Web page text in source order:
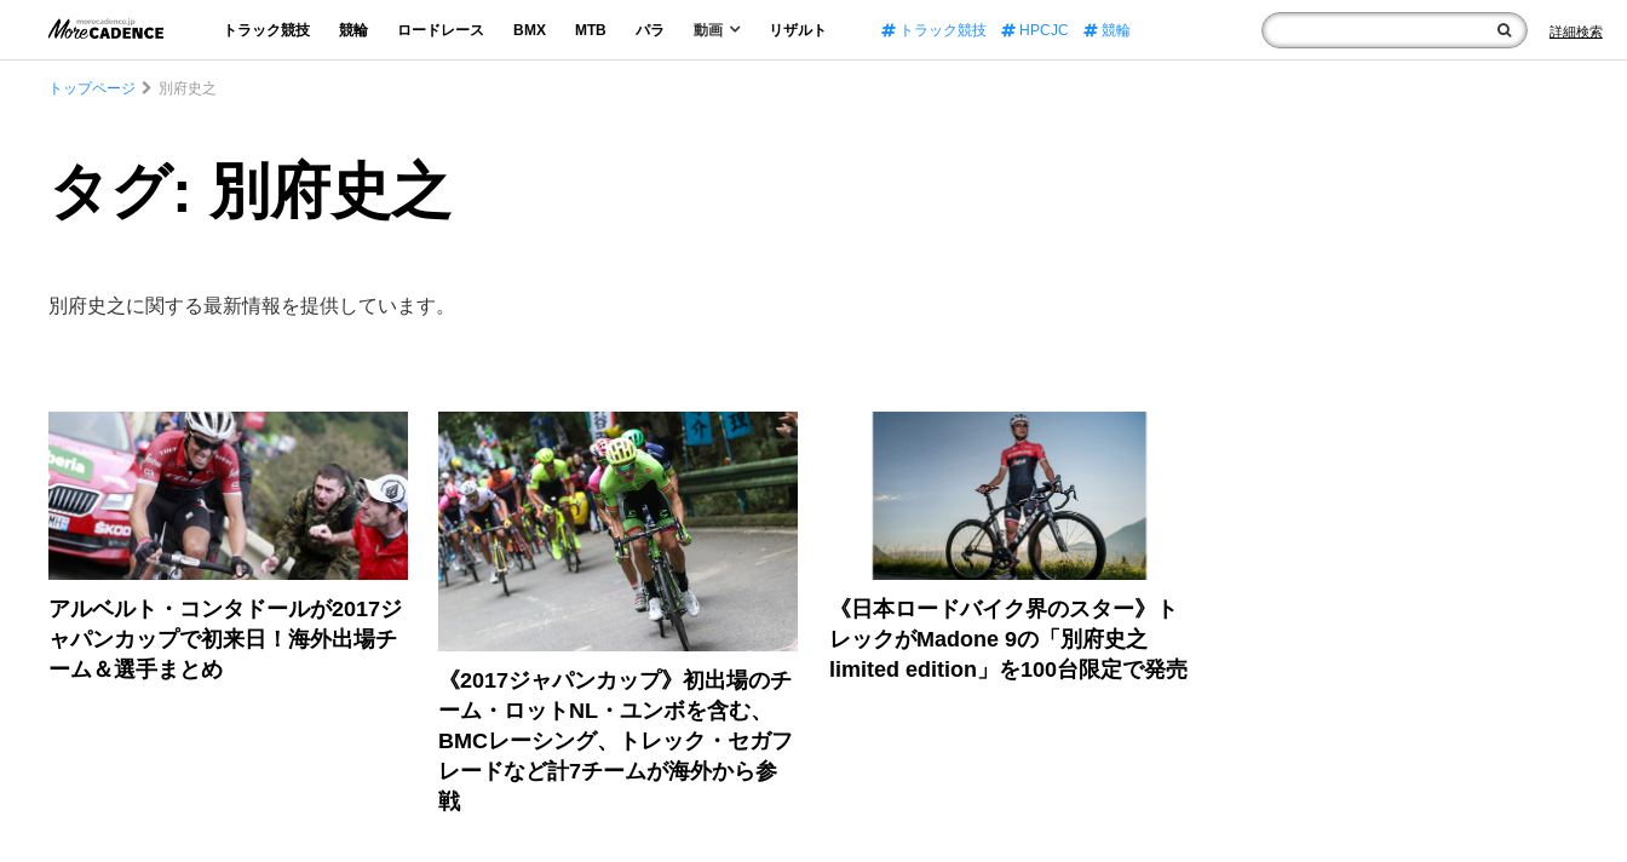
トラック競技 競輪 ロードレース BMX MTB パラ 動画 リザルト トラック競技 HPCJC 競輪 詳細検索
トップページ 別府史之
タグ: 別府史之
別府史之に関する最新情報を提供しています。
アルベルト・コンタドールが2017ジ
ャパンカップで初来日！海外出場チ
ーム＆選手まとめ
《2017ジャパンカップ》初出場のチ
ーム・ロットNL・ユンボを含む、
BMCレーシング、トレック・セガフ
レードなど計7チームが海外から参
戦
《日本ロードバイク界のスター》ト
レックがMadone 9の「別府史之
limited edition」を100台限定で発売